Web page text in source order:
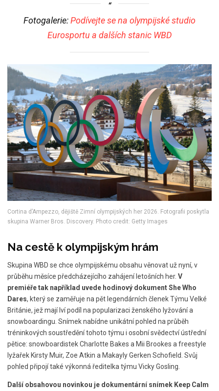
Fotogalerie:Podívejte se na olympijské studio
Eurosportu a dalších stanic WBD
Cortina d’Ampezzo, dějiště Zimní olympijských her 2026. Fotografii poskytla
skupina Warner Bros. Discovery. Photo credit: Getty Images
Na cestě k olympijským hrám
Skupina WBD se chce olympijskému obsahu věnovat už nyní, v
průběhu měsíce předcházejícího zahájení letošních her. V
premiéře tak například uvede hodinový dokument She Who
Dares, který se zaměřuje na pět legendárních členek Týmu Velké
Británie, jež mají lví podíl na popularizaci ženského lyžování a
snowboardingu. Snímek nabídne unikátní pohled na průběh
tréninkových soustředění tohoto týmu i osobní svědectví ústřední
pětice: snowboardistek Charlotte Bakes a Mii Brookes a freestyle
lyžařek Kirsty Muir, Zoe Atkin a Makayly Gerken Schofield. Svůj
pohled připojí také výkonná ředitelka týmu Vicky Gosling.
Další obsahovou novinkou je dokumentární snímek Keep Calm